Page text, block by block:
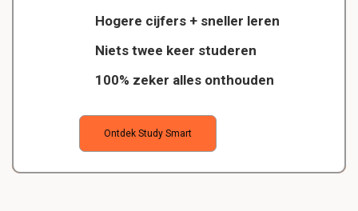
Hogere cijfers + sneller leren
Niets twee keer studeren
100% zeker alles onthouden
Ontdek Study Smart